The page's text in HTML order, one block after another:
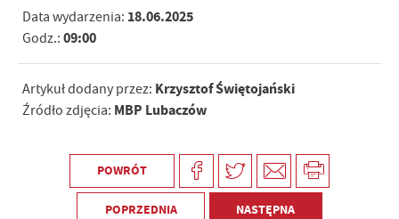
Data wydarzenia: 18.06.2025
Godz.: 09:00
Artykuł dodany przez: Krzysztof Świętojański
Źródło zdjęcia: MBP Lubaczów
POWRÓT
POPRZEDNIA NASTĘPNA